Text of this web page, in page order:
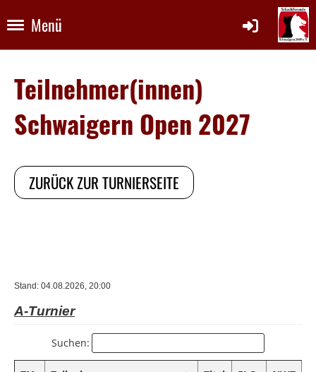
Menü
Teilnehmer(innen)
Schwaigern Open 2027
ZURÜCK ZUR TURNIERSEITE
Stand: 04.08.2026, 20:00
A-Turnier
Suchen: